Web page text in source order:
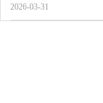
2026-03-31